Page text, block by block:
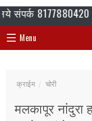
8177880420
Menu
संपादकीय
जॉब/ नोकरी
क्राईम चोरी
मलकापूर नांदुरा